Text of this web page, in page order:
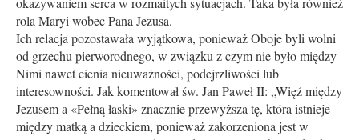
rola Maryi wobec Pana Jezusa.
Ich relacja pozostawała wyjątkowa, ponieważ Oboje byli wolni
od grzechu pierworodnego, w związku z czym nie było między
Nimi nawet cienia nieuważności, podejrzliwości lub
interesowności. Jak komentował św. Jan Paweł II: „Więź między
Jezusem a «Pełną łaski» znacznie przewyższa tę, która istnieje
między matką a dzieckiem, ponieważ zakorzeniona jest w